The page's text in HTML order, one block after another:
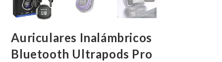
Auriculares Inalámbricos
Bluetooth Ultrapods Pro